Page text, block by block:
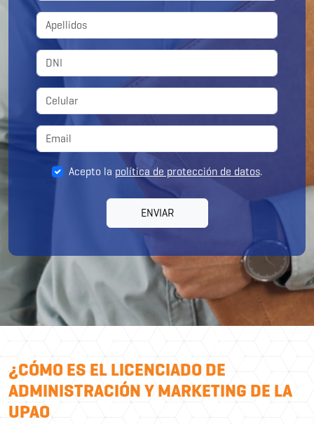
Acepto la política de protección de datos.
ENVIAR
¿CÓMO ES EL LICENCIADO DE
ADMINISTRACIÓN Y MARKETING DE LA
UPAO